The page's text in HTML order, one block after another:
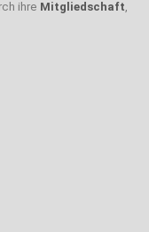
ihre Mitgliedschaft,